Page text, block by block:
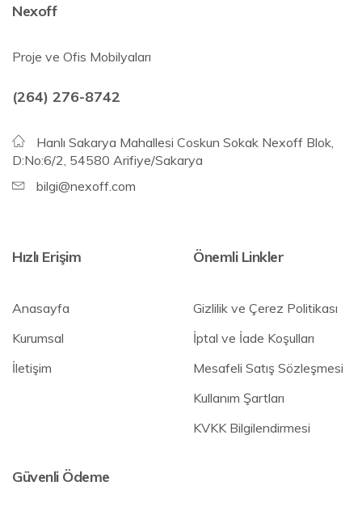
Nexoff
Proje ve Ofis Mobilyaları
(264) 276-8742
Hanlı Sakarya Mahallesi Coskun Sokak Nexoff Blok,
D:No:6/2, 54580 Arifiye/Sakarya
bilgi@nexoff.com
Hızlı Erişim
Anasayfa
Kurumsal
İletişim
Önemli Linkler
Gizlilik ve Çerez Politikası
İptal ve İade Koşulları
Mesafeli Satış Sözleşmesi
Kullanım Şartları
KVKK Bilgilendirmesi
Güvenli Ödeme